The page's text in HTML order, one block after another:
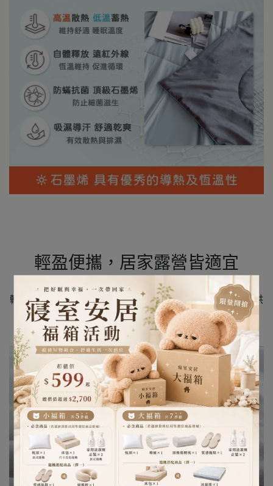
輕盈便攜，居家露營皆適宜
輕盈柔軟的設計，無論是居家使用還是戶外露營，都能提供
舒適的睡眠體驗。輕便易攜，成為您出行的理想選擇。